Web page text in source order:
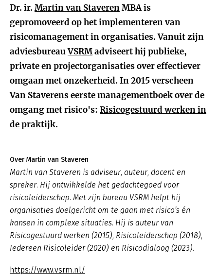
Dr. ir. Martin van StaverenMBA is
gepromoveerd op het implementeren van
risicomanagement in organisaties. Vanuit zijn
adviesbureauVSRMadviseert hij publieke,
private en projectorganisaties over effectiever
omgaan met onzekerheid. In 2015 verscheen
Van Staverens eerste managementboek over de
omgang met risico's: Risicogestuurd werken in
de praktijk.
Over Martin van Staveren
Martin van Staveren is adviseur, auteur, docent en
spreker. Hij ontwikkelde het gedachtegoed voor
risicoleiderschap. Met zijn bureau VSRM helpt hij
organisaties doelgericht om te gaan met risico’s én
kansen in complexe situaties. Hij is auteur van
Risicogestuurd werken (2015), Risicoleiderschap (2018),
Iedereen Risicoleider (2020) en Risicodialoog (2023).
https://www.vsrm.nl/